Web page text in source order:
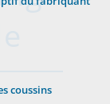
coussins